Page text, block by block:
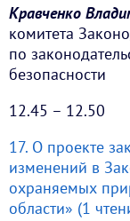
Кравченко
комитета
по
безопасности
12.45 – 12.50
17. О проекте
изменений в
охраняемых
области» (1